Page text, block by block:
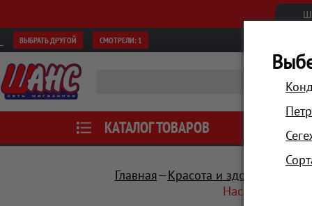
ВЫБРАТЬ ДРУГОЙ СМОТРЕЛИ: 1
КАТАЛОГ ТОВАРОВ АКЦИИ
Главная Красота и здоровье
Насадка для